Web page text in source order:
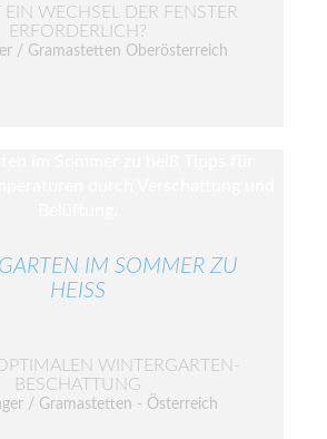
WECHSEL DER FENSTER
ERFORDERLICH?
/ Gramastetten Oberösterreich
IM SOMMER ZU
HEISS
WINTERGARTEN-
BESCHATTUNG
/ Gramastetten - Österreich